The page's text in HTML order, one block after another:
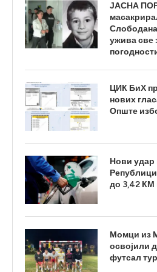
ЈАСНА
ужива све
ЦИК БиХ
нових
Опште
Нови удар
до 3,42 КМ
Момци из
освојили
футсал